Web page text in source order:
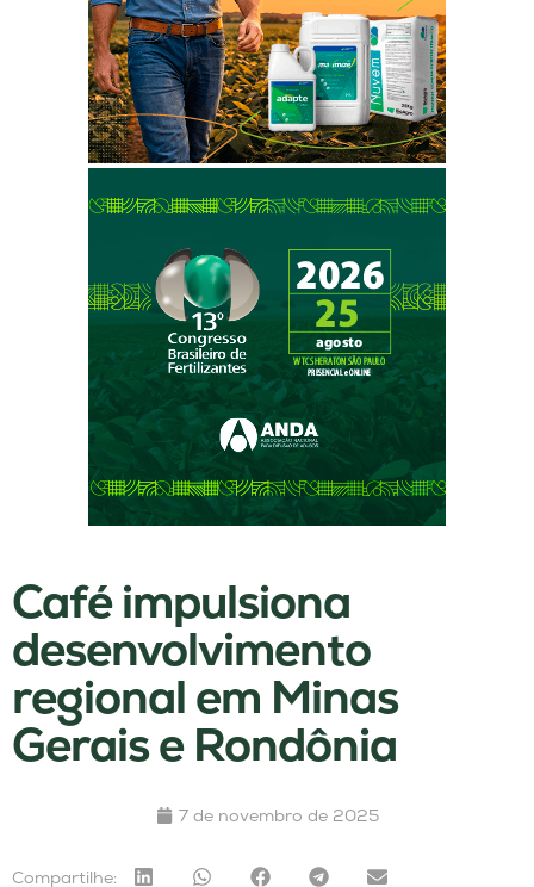
Café impulsiona
desenvolvimento
regional em Minas
Gerais e Rondônia
7 de novembro de 2025
Compartilhe: